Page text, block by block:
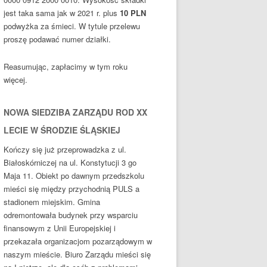
jest taka sama jak w 2021 r. plus 10 PLN
podwyżka za śmieci. W tytule przelewu
proszę podawać numer działki.
Reasumując, zapłacimy w tym roku
więcej.
NOWA SIEDZIBA ZARZĄDU ROD XX
LECIE W ŚRODZIE ŚLĄSKIEJ
Kończy się już przeprowadzka z ul.
Białoskórniczej na ul. Konstytucji 3 go
Maja 11. Obiekt po dawnym przedszkolu
mieści się między przychodnią PULS a
stadionem miejskim. Gmina
odremontowała budynek przy wsparciu
finansowym z Unii Europejskiej i
przekazała organizacjom pozarządowym w
naszym mieście. Biuro Zarządu mieści się